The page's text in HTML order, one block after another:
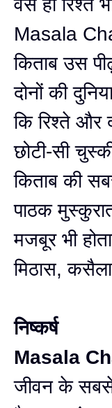
वैसे ही रिश्ते
Masala
किताब उस
दोनों की
कि रिश्ते और
छोटी-सी
किताब की
पाठक
मजबूर भी
मिठास,
निष्कर्ष
Masala
जीवन के सबसे